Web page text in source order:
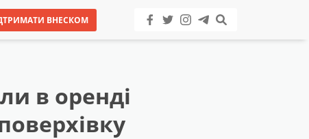
ВНЕСКОМ
в оренді